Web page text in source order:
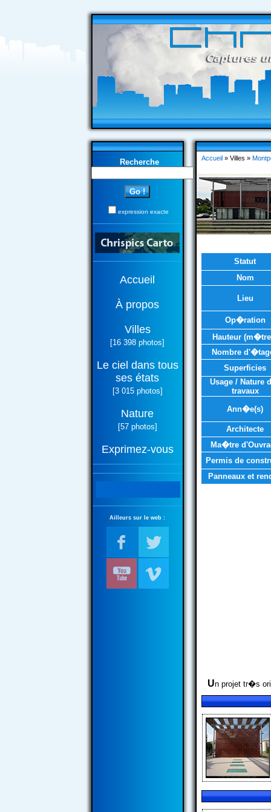
Recherche
expression exacte
Accueil
À propos
Villes
[16 398 photos]
Le ciel dans tous
ses états
[3 015 photos]
Nature
[57 photos]
Exprimez-vous
Ailleurs sur le web :
Accueil» Villes »
Statut
Nom
Lieu
Op�ration
Hauteur
Nombre
Superficies
Usage / Nature
travaux
Ann�e(s)
Architecte
Ma�tre
Permis de
Panneaux et
Un projet tr�s